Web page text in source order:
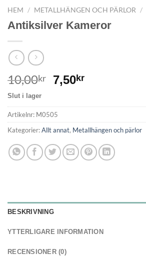
HEM / METALLHÄNGEN OCH PÄRLOR /
Antiksilver Kameror
10,00kr 7,50kr
Slut i lager
Artikelnr: M0505
Kategorier:Allt annat, Metallhängen och pärlor
BESKRIVNING
YTTERLIGARE INFORMATION
RECENSIONER (0)